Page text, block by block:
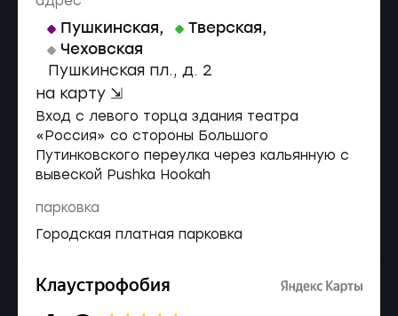
Пушкинская, Тверская,
Чеховская
Пушкинская пл., д. 2
на карту ⇲
Вход с левого торца здания театра
«Россия» со стороны Большого
Путинковского переулка через кальянную с
вывеской Pushka Hookah
парковка
Городская платная парковка